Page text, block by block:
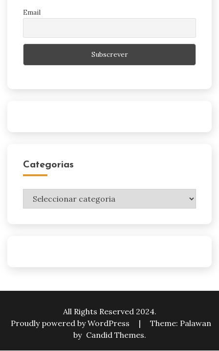
Email
Categorias
Categorias
All Rights Reserved 2024.
Proudly powered by WordPress
|
Theme: Palawan
by Candid Themes.